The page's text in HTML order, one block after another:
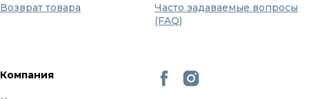
Возврат товара
Часто задаваемые вопросы
(FAQ)
Компания